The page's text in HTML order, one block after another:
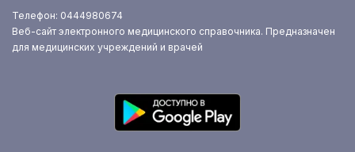
Телефон: 0444980674
Веб-сайт электронного медицинского справочника. Предназначен
для медицинских учреждений и врачей